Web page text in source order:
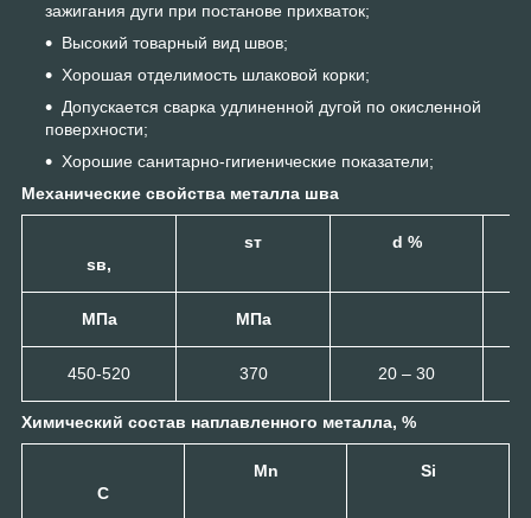
зажигания дуги при постанове прихваток;
Высокий товарный вид швов;
Хорошая отделимость шлаковой корки;
Допускается сварка удлиненной дугой по окисленной
поверхности;
Хорошие санитарно-гигиенические показатели;
Механические свойства металла шва
sв,
sт d %
МПа МПа
450-520 370 20 – 30
Химический состав наплавленного металла, %
С
Мn Si